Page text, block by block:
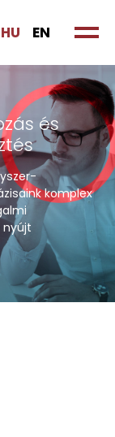
HU EN
és
komplex
nyújt